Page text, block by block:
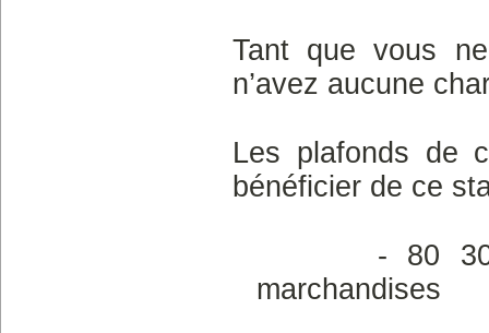
Tant que vous
n’avez aucune
Les plafonds de
bénéficier de ce
- 80 300€
marchandises